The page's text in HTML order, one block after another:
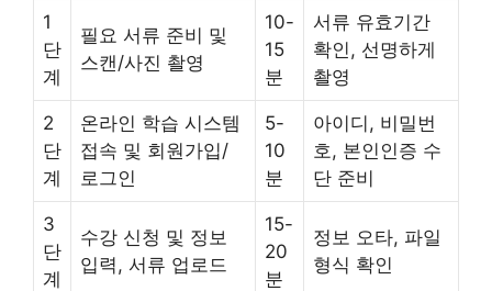
1
단
계
필요 서류 준비 및
스캔/사진 촬영
10-
15
분
서류 유효기간
확인, 선명하게
촬영
2
단
계
온라인 학습 시스템
접속 및 회원가입/
로그인
5-
10
분
아이디, 비밀번
호, 본인인증 수
단 준비
3
단
계
수강 신청 및 정보
입력, 서류 업로드
15-
20
분
정보 오타, 파일
형식 확인